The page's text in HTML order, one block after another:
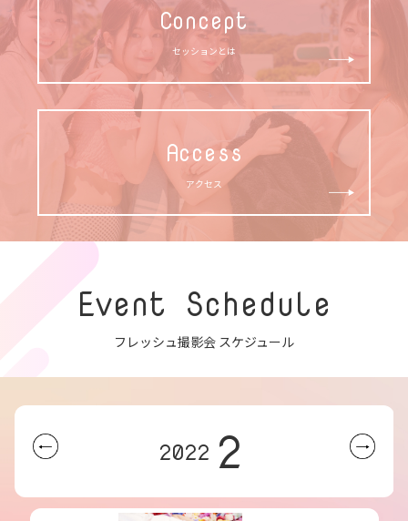
Concept
セッションとは
Access
アクセス
Event Schedule
フレッシュ撮影会 スケジュール
2022 2